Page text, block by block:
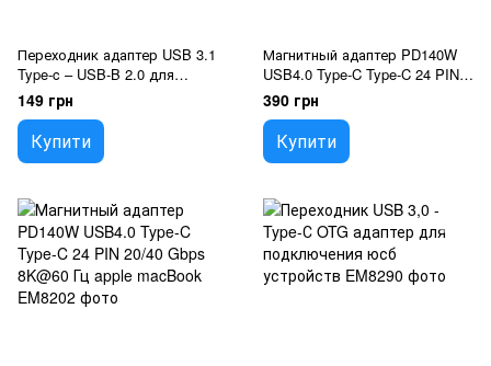
Переходник адаптер USB 3.1
Type-c – USB-B 2.0 для
принтера и сканера жесткого
диска факса юсб
149 грн
Купити
Магнитный адаптер PD140W
USB4.0 Type-C Type-C 24 PIN
20/40 Gbps 8K@60 Гц apple
macBook
390 грн
Купити